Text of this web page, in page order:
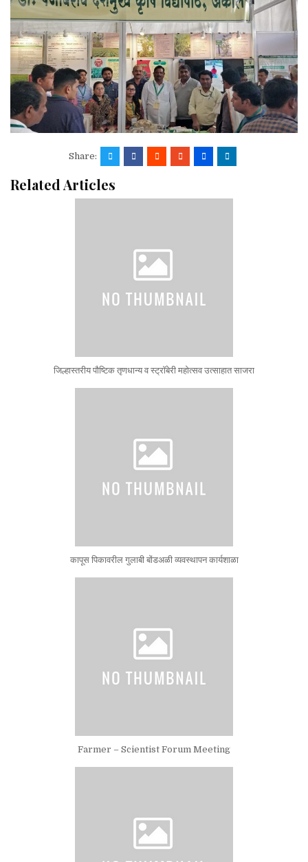
Share:
Related Articles
जिल्हास्तरीय पौष्टिक तृणधान्य व स्ट्रॉबेरी महोत्सव उत्साहात साजरा
कापूस पिकावरील गुलाबी बोंडअळी व्यवस्थापन कार्यशाळा
Farmer – Scientist Forum Meeting